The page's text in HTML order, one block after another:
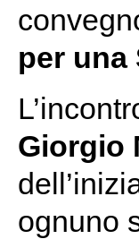
per una
Giorgio
ognuno